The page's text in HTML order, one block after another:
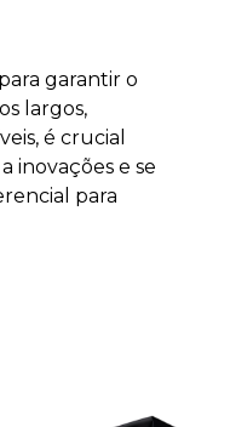
garantir o
largos,
é crucial
inovações e se
para